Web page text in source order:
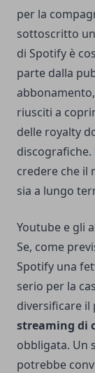
per la
sottoscritto
di Spotify è
parte dalla
riusciti a
delle royalty
credere che il
sia a lungo
Youtube e gli
Se, come
Spotify una
serio per la
diversificare
streaming di
obbligata. Un
potrebbe